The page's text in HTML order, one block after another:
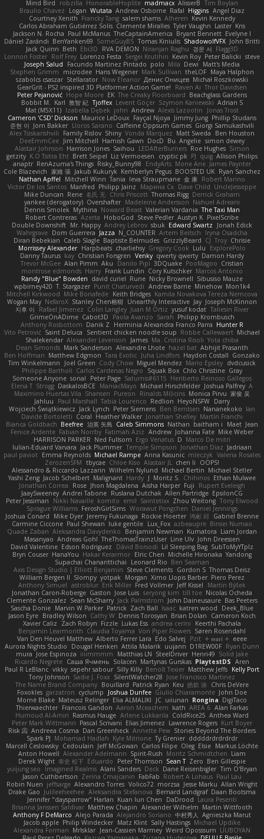
Mind Bird robzilla HonorableHoplite madmacx AlisserB Tim Boylan
Braulio Chavez
Logan Wutata Andrew Osborne Rafal Higgins Angel Diaz
Courtney Xenith Francky Tang salem shams Alheren Kevin Kennedy
Carlos Abraham Gutiérrez Solis Clemente Miralles Tyler Vaughn Laster Kris
Jackson N. Rocha Paul McManus TheCaptainAmerica Bryant Bennett Evelyne I
Dániel Zarándi BenYanken69 SomeGuyBS Tomas Kiniulis ShadowolfVFX John Britti
Jack Quinn Beth Ebi3D RVA DEMON Niranjan Raghu 경문 서 Flagg3D
Lonnon Foster Rolf Frey Lorenzo Festa Sergei Krutihin Kevin Roy Peter Balicki steve
Joseph Salud
Facundo Martinez Pintado polo Mila Dewi
Matt's Media
Stephen Grimm
microdee Hans Wegener Mark Sullivan theLOF Maya Halphon
szabolcs csaszar Stellarator Now Eleanor Денис Оницев Michał Roszkowski
GearGrit - PS2 inspired 3D Platformer Action Game!
Raven Ai Thor Davidsen
Peter Pejanović Hope Moore EK The Creaky Floorboard Beachglass Gardens
Bobbit M.
Karl 敦智 紀 Tjoffex Levent Göçer Szymon Kaniewski Adrian S
Mat (M5X11) Izabella Dębek john Andrew Alexis Lazootin
Jonas Trost
Cameron 'CSD' Dickson Maurice LeDoux Fayçal Njoya Jimmy Jung Phillip Studans
준현 이 Jorn Bakker Lloros Sarano Caffeine Oppsum Games Giorgi Samukashvili
Alex Tsiskarishvili
Family Rislov Shiny Vonda Marquez Matt Sweda
Ben Houston
DeeEmmCee Jim Mitchell Hamish Gawn DocD Bu Angelie simon dewey
Alastair Johnson Harrison Jones Saihou LEDAfterBurners Roe Hughes Simon
getzity K.O Tsitra Eht Brett Seipel Liz Vermoesen cryptic pk PJ quig Allison Philips
anaptr RenAzuma's Things Risky_Bunny98 EndyArts Mone Ane James Paynter
Cole Blazevich 家維 張 Jakub Kukuryk Kemberlyn Pegus BOOSTED UK Ryan Sanchez
Nathan Apffel
Mitchell Winn Tania Ieva Straupmane 金 康 Robert Marino
Victor De los Santos Manfred Philipp Jainz Марина Ск Dave Child UncleJesseppe
Mike Duncan Rene 名氏 无 Chris Priscott Thomas Rigg Derrick Graham
yankee (derogatory) Overshafter Madeleine Andersson Nahuel Adreani
Dennis Smolek Mythina Noward Beast Valerian Vardania The Taxi Man
Robert Contreras Azerta HoboGod Steve Pedler Austyn K PixelScribe
Double Downshift Mr. Happy Andrey Lebrov sbuk Edward Swartz
Jonah Edick
Wahrgrave Dom Guerrera Jazza N_COUNTER Artem Beitsch
Iryna Osadcha
Diran Bebekian Caleb Slagle Baptiste Belmudes GrizzlyBeard CJ Troy Chrisie
Morrissey Alexander Harpbeats charliehsy Gregory Cook Lulu
ExplorePolo
Danny Taurus kay Christian Forsgren Venky qwerty qwerty Damon Hardy
Trevor McGee Alan Pimm Aku Danilo Pipi 3DQuake PooMagoo Cristian
montrose edmonds Harry Frank Lundin Cory Kutschker Marcos Antonio
Randy "Blue" Bowden david curiel Rune Nicky Brownell Sibusiso Mauze
wpbirney420 T. Stargazer Punit Chaturvedi Andrew Barrie Minehow Mon1k4
Mitchell Kirkwood Mike Bonafede Keith Bridges Kamila Novakova Tereza Nemcova
Wogan May NefaroX Stanley Chen榕樹 Unearthly Interactive Jay Joseph McKinnon
지후 이
Rafael Jimenez Colin Langley Juan M Ortiz yusuf kodat Taliesin River
GrimeOnADime Cabot3D Paola Avanzo Sarah Philipp Krombusch
Anthony Rosbottom Danik Z Herminia Alexandra Franco Parra Hunter R
Vito Petrović Saint Deluca Sentient chicken noodle soup Robbe Callewaert Michael
Shalekendar Alexander Levenson James Ma. Cristina Risoli Yota chiba
Dean Simonds Mark Sanderson Alexandre Lhote hazel bat Abhijit Prasanth
Ben Hoffman Matthew Edgmon Tara Exotic Juha Lindfors Haydon Costall Gonzako
Tim Winkelmann
Joel Green Cody Chow Miguel Mendez Mario Epsley dvdcusick
Philippe Bartholi Carlos Cardenas Negro Squak Box Chlo Christine Gray
Someone Anyone sonal Peter Page Saturnis#6115 Heriberto Reinoso Gallegos
Elena T Strogg DaskalosBCE ManiacMayo Michael Hirschfelder Joshua Palfrey A
Maximino Huertas Vila Shansen Pureon Rinalds Miļicins Monica Pirvu 家俊 吴
Jahluu
Paul Marshall Tabia Lourenco Redlion HeyoNSFW Darry
Wojciech Świątkiewicz Jack Lynch Peter Siemens Ben Berntsen Nananekoko Ian
Davide Bortoletti Coral Heather Walker Jonathan Shelley Martín Franchi
Bianca Goldbach Beefree 治英 矢島 Caleb Simmons Nathan baitham i Maet Jean
Fenice Ardente Fabian Norrby Fatimah Aziz Andrew Johanna Fate Mike Weber
HARRISON PARKER Ned Fullsom Ergo Venatus D Marco De mitri
Iulian-Eduard Varvara Jack Plummer Temple Simpson Jonathan Diaz Jadriaan
paul paviot Emma Reynolds Michael Rampe Anna Kasunic mleczyk Valeria Rosales
ZerozenSFM tbycae Chloe Kiso Alastair JL chen li
OOPS!
Alessandro & Riccardo Lazzarin Wilhelm Nylund Michael Bertin Michael Stetler
Yashi Zeng Jacob Schelbert Malignant Hardy J Moritz S. Chihirios Ethan Mulwee
Jonathan Correa
Rose Jhon Magdalena Aisha Harper Fuji
Rupert Eveleigh
JaaySweeney Andrei Tabone Ruslana Dutchak Allen Partridge EpsilonCG
Peter Jessiman
Nikki Navaille komito emil Saintetixx Zhou Weitong Tony Elwood
Sprague Williams FeroshGirlSims Worawut Pongchen Daniel Jennings
Joshua Conard
Mike Dyer Jeremy Fukunaga Rockie Hoerter 鸿彬 邱 Gabriel Brenne
Carmine Ciccone Paul Shewan luke gentile Lux_Fox azbeaupre Binsei Numao
Quade Zaban Aleksandra Davydenko Benjamin Newman Kumatora Liam Jordan
Masanyao Andreas Gohl TheThomasTrainzUser Line Ulv John Dreessen
David Valentine Edson Rodriguez Dávid Borsodi Lil Sleeping Bag SubToMyYTplz
Bryn Couser HanaYou Hakar Kerarmor Elric Chen Michelle Hironaka Yandong
Supachai Chanarittichai
Leonard Rio Ben Seaman
Axis Design Studio | Elliott Benjamin Steve Clements Gordon S Thomas Deisz
William Bergen II Slompy yotpak Morgan Ximo Llopis Barber Piero Perez
Anthony Simuel astroblur Erik Miller Fred Vollmer Jeff Kissel
Martin Býšek
Jonathan Caron-Roberge Gaston Jose Luis seryong kim till toe Nicolas Ocheda
Clemente Gonzalez Sean McSharry Jack Palmstrom John Daineusaure Bas Peeters
Sascha Donie Marvin W Parker Patrick Zach Ball Isaac katren wood
Deek_Blue
Jason Eyre Bradley Wilson Cathy W Dennis Torosyan Brian Dolan
Cameron Koch
Xavier Caliz
Zach Robyn Fizzle Lukas Ess andrea cerini
Keerthi Pachala
Benjamin Learmonth Claudia Toyama Von Piper Flowers Søren Rosendahl
Van Den Heuvel Matthew Alberto Ferrer Lara Edo Salvej Pzit ✧ 𝔪𝔞𝔯𝔦 ✧ eeee
Aurora Nights Studio
Dougal Henken Attila Malarik uujann D1REW00F Ryan Dunn
mura Jose Espinoza iiiimmmm Matthias LN SteelDriver Henri49 Solid Jake
Ricardo Negrete Саша Ячмень Solacen Martynas Gurskas PlaytestDS Aren
Paul R LeBlanc vikky sepehr sabour Silly Killy Benoît Texier Matthew Jeffs Kelly Port
Tony Johnson Sadie J. Foxx SilentWatcher28 Jose Francisco Martinez
The Name Brand Company Bouillard Patrick Ryan Keu 皓欽 涂 Chris DeVere
Foxokles garzatron cyclump Joshua Dunfee Giulio Chiaramonte John Doe
Mornè Blake Mateusz Relinger Elia ALMALIKI JC uiiunan Rongina DigiTaco
Thierwaechter Francois Gandon Aaron Mceachern kath AREA 6 Alan Farkas
Humoud Al-Amiri Rasmus Hauge Arlene Lukkarila ColdRice25 Anthea Ward
Peter Mark Wittmann Pascal Scrivani Elias Jimenez Lawrence Rogers Kurt Boyer
Risk 📀 Andreea Cosma Dan Greenheck Annette Pew Stories Beyond The Borders
Spark PJ Mohamad Hadlah Kyle Mitrione Ty Grenier dddddrdrdrdrdr
Marcell Ceslowsky Cedoulain Jeff McGowan Carlos Filipe Oleg Elsie Markus Löchte
Anton Howell Alexander Adelmann Spirit-Rush Moritz Schmidtchen Liam
Derek Wight 幸史 松下 Eduardo Peter Thomson Sean T Zero Ben Gillespie
yuijung seo
Imagined Realms Alani Sanders Deck Dane Reisenbigler Tim O'Bryan
Jason Cuthbertson Zerina Cmajcanin FabFab Robert A Lohaus Paul Lau
Robin Nuen jeffsarge Alexandro Torres Volico72 morzsa Jesse Marku Allan Wright
Drake Gao Julileeheehee Aleksandra Stefanova Bernard Landgraf Daan Bootsma
Jennifer "daysparrow" Harlan Kuan lun Chen DaDrood Laura Pesenti
Brianna Janssen Saldivar Matthew Chapin Alexander Wilhelm Martin Wittfooth
Anthony F DeMarco Alejo Parada Alejandro Soriano 中村秀人
Agnieszka Marut
Jacob apple Philip Windecker Matz Klint Sally Hastings Michael Updike
Alexandra Forman MrIsklar Jean-Cassien Marmey Weird Oposssum LIUBOYAN